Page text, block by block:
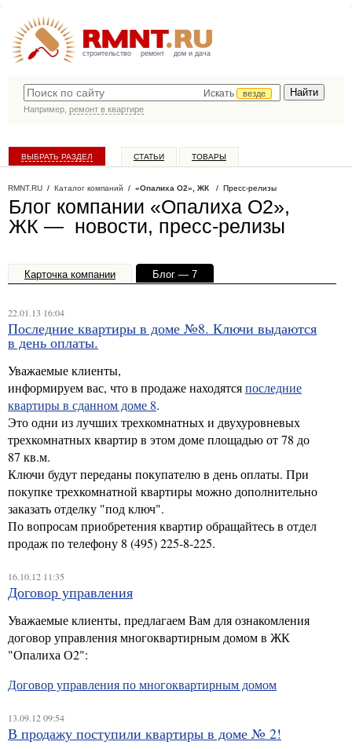
строительство ремонт дом и дача
Искать
везде
Например, ремонт в квартире
ВЫБРАТЬ РАЗДЕЛ СТАТЬИ ТОВАРЫ
RMNT.RU / Каталог компаний / «Опалиха О2», ЖК / Пресс-релизы
Блог компании «Опалиха О2»,
ЖК — новости, пресс-релизы
Карточка компании
Блог — 7
22.01.13 16:04
Последние квартиры в доме №8. Ключи выдаются
в день оплаты.
Уважаемые клиенты,
информируем вас, что в продаже находятсяпоследние
квартиры в сданном доме 8.
Это одни из лучших трехкомнатных и двухуровневых
трехкомнатных квартир в этом доме площадью от 78 до
87 кв.м.
Ключи будут переданы покупателю в день оплаты. При
покупке трехкомнатной квартиры можно дополнительно
заказать отделку "под ключ".
По вопросам приобретения квартир обращайтесь в отдел
продаж по телефону 8 (495) 225-8-225.
16.10.12 11:35
Договор управления
Уважаемые клиенты, предлагаем Вам для ознакомления
договор управления многоквартирным домом в ЖК
"Опалиха О2":
Договор управления по многоквартирным домом
13.09.12 09:54
В продажу поступили квартиры в доме № 2!